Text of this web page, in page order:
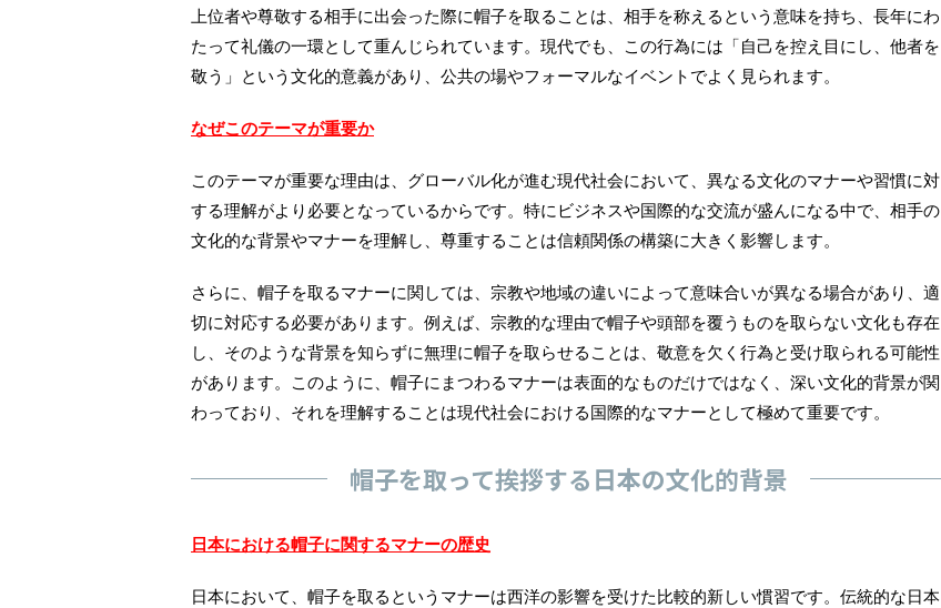
上位者や尊敬する相手に出会った際に帽子を取ることは、相手を称えるという意味を持ち、長年にわ
たって礼儀の一環として重んじられています。現代でも、この行為には「自己を控え目にし、他者を
敬う」という文化的意義があり、公共の場やフォーマルなイベントでよく見られます。
なぜこのテーマが重要か
このテーマが重要な理由は、グローバル化が進む現代社会において、異なる文化のマナーや習慣に対
する理解がより必要となっているからです。特にビジネスや国際的な交流が盛んになる中で、相手の
文化的な背景やマナーを理解し、尊重することは信頼関係の構築に大きく影響します。
さらに、帽子を取るマナーに関しては、宗教や地域の違いによって意味合いが異なる場合があり、適
切に対応する必要があります。例えば、宗教的な理由で帽子や頭部を覆うものを取らない文化も存在
し、そのような背景を知らずに無理に帽子を取らせることは、敬意を欠く行為と受け取られる可能性
があります。このように、帽子にまつわるマナーは表面的なものだけではなく、深い文化的背景が関
わっており、それを理解することは現代社会における国際的なマナーとして極めて重要です。
帽子を取って挨拶する日本の文化的背景
日本における帽子に関するマナーの歴史
日本において、帽子を取るというマナーは西洋の影響を受けた比較的新しい慣習です。伝統的な日本